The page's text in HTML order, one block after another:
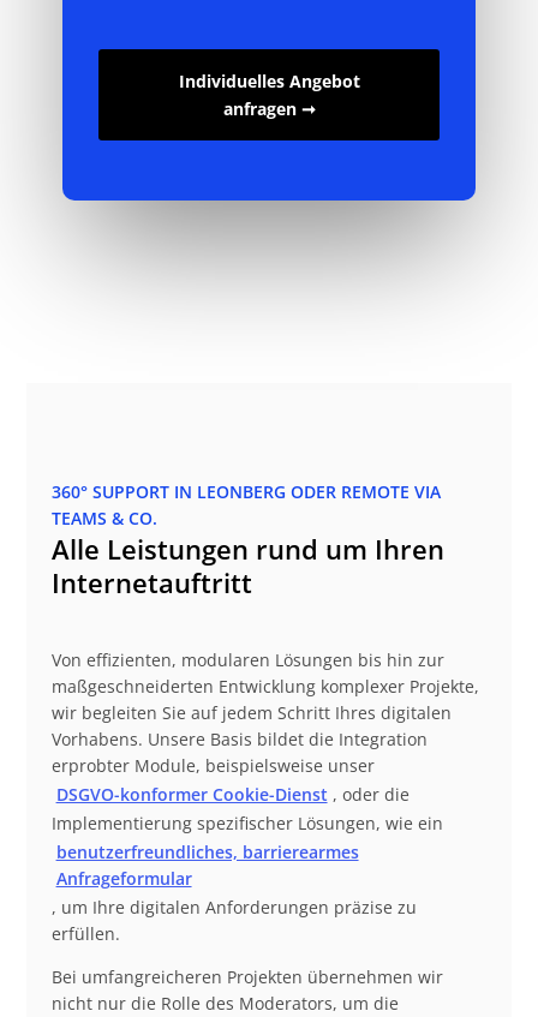
Individuelles Angebot
anfragen ➞
360° SUPPORT IN LEONBERG ODER REMOTE VIA
TEAMS & CO.
Alle Leistungen rund um Ihren
Internetauftritt
Von effizienten, modularen Lösungen bis hin zur
maßgeschneiderten Entwicklung komplexer Projekte,
wir begleiten Sie auf jedem Schritt Ihres digitalen
Vorhabens. Unsere Basis bildet die Integration
erprobter Module, beispielsweise unser
DSGVO-konformer Cookie-Dienst , oder die
Implementierung spezifischer Lösungen, wie ein
benutzerfreundliches, barrierearmes
Anfrageformular
, um Ihre digitalen Anforderungen präzise zu
erfüllen.
Bei umfangreicheren Projekten übernehmen wir
nicht nur die Rolle des Moderators, um die